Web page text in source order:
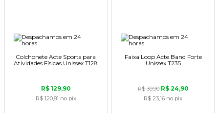
Colchonete Acte Sports para
Atividades Físicas Unissex T128
R$ 129,90
R$ 120,81 no pix
Faixa Loop Acte Band Forte
Unissex T235
R$ 39,90R$ 24,90
R$ 23,16 no pix